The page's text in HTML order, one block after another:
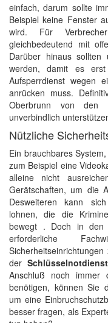
einfach, darum sollte
Beispiel keine Fenster
wird. Für
gleichbedeutend mit
Darüber hinaus sollten
werden, damit es
Aufsperrdienst wegen
anrücken muss.
Oberbrunn von den
unverbindlich
Nützliche
Ein brauchbares
zum Beispiel eine
alleine nicht
Gerätschaften, um die
Desweiteren kann
lohnen, die die
bewegt . Doch in den
erforderliche
der
Anschluß noch immer
benötigen, können Sie
um eine
besser fragen, als